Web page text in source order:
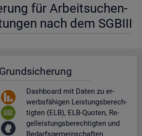
für Ar­beit­su­chen­
nach dem SGBIII
Grund­si­che­rung
Dash­board mit Daten zu er­
werbs­fä­hi­gen Leis­tungs­be­rech­
tig­ten (ELB), ELB-Quo­ten, Re­
gel­leis­tungs­be­rech­tig­ten und
Be­darfs­ge­mein­schaf­ten.